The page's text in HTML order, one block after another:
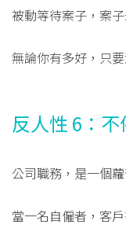
被動等待案子，案
無論你有多好，只
反人性 6：
公司職務，是一個
當一名自僱者，客